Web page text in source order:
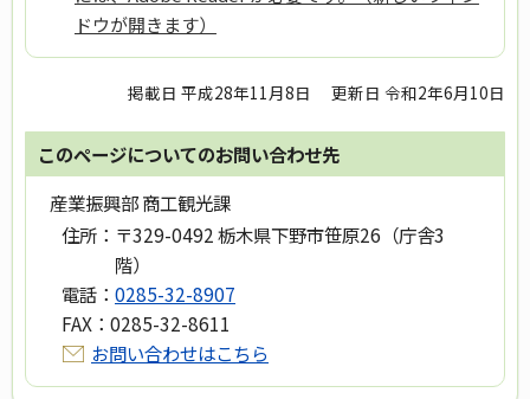
ドウが開きます）
掲載日 平成28年11月8日 更新日 令和2年6月10日
このページについてのお問い合わせ先
産業振興部 商工観光課
住所： 〒329-0492 栃木県下野市笹原26（庁舎3
階）
電話： 0285-32-8907
FAX： 0285-32-8611
お問い合わせはこちら